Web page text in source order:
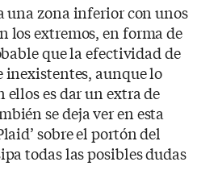
una zona inferior con unos
los extremos, en forma de
que la efectividad de
inexistentes, aunque lo
ellos es dar un extra de
se deja ver en esta
sobre el portón del
todas las posibles dudas